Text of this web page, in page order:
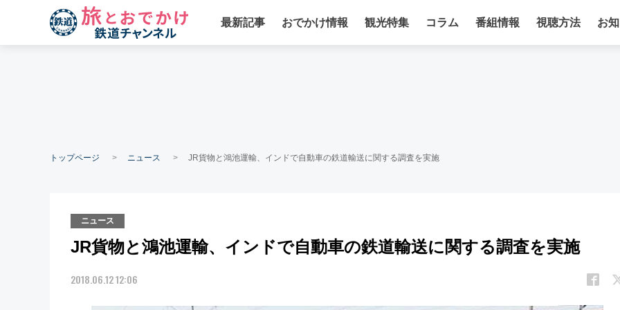
最新記事 おでかけ情報 観光特集 コラム 番組情報 視聴方法 お
トップページ ニュース JR貨物と鴻池運輸、インドで自動車の鉄道輸送に関する調査を実施
ニュース
JR貨物と鴻池運輸、インドで自動車の鉄道輸送に関する調査を実施
2018.06.12 12:06